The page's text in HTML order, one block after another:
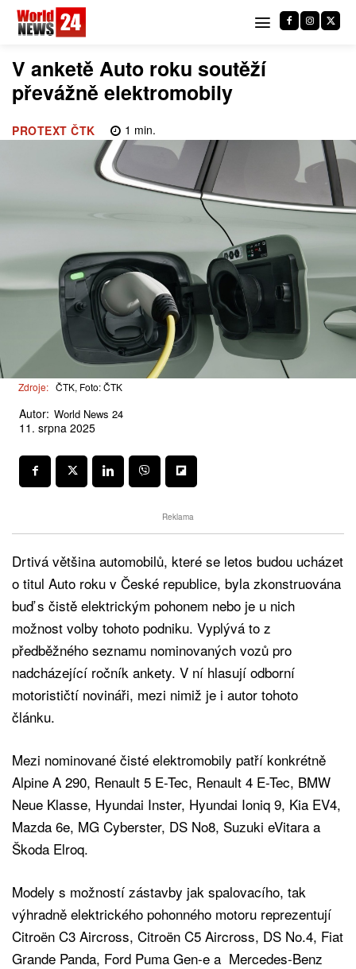
V anketě Auto roku soutěží
převážně elektromobily
PROTEXT ČTK 1 min.
Zdroje: ČTK, Foto: ČTK
Autor: World News 24
11. srpna 2025
Reklama
Drtivá většina automobilů, které se letos budou ucházet
o titul Auto roku v České republice, byla zkonstruována
buď s čistě elektrickým pohonem nebo je u nich
možnost volby tohoto podniku. Vyplývá to z
předběžného seznamu nominovaných vozů pro
nadcházející ročník ankety. V ní hlasují odborní
motorističtí novináři, mezi nimiž je i autor tohoto
článku.
Mezi nominované čisté elektromobily patří konkrétně
Alpine A 290, Renault 5 E-Tec, Renault 4 E-Tec, BMW
Neue Klasse, Hyundai Inster, Hyundai Ioniq 9, Kia EV4,
Mazda 6e, MG Cyberster, DS No8, Suzuki eVitara a
Škoda Elroq.
Modely s možností zástavby jak spalovacího, tak
výhradně elektrického pohonného motoru reprezentují
Citroën C3 Aircross, Citroën C5 Aircross, DS No.4, Fiat
Grande Panda, Ford Puma Gen-e a Mercedes-Benz